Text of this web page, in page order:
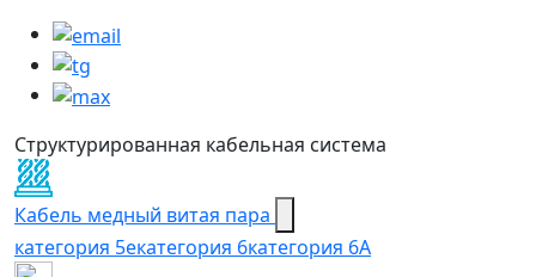
Структурированная кабельная система
Кабель медный витая пара
категория 5eкатегория 6категория 6А